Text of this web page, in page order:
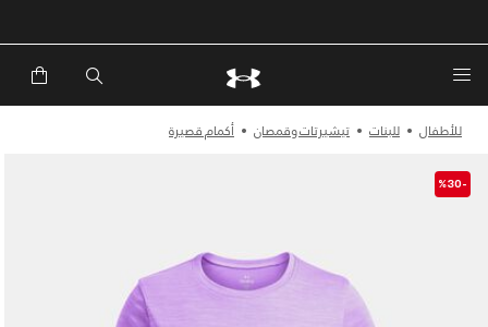
خصم إضافي 20%*. باستخدام الكود EXTRA20
للأطفال للبنات تيشيرتات وقمصان أكمام قصيرة
-%30